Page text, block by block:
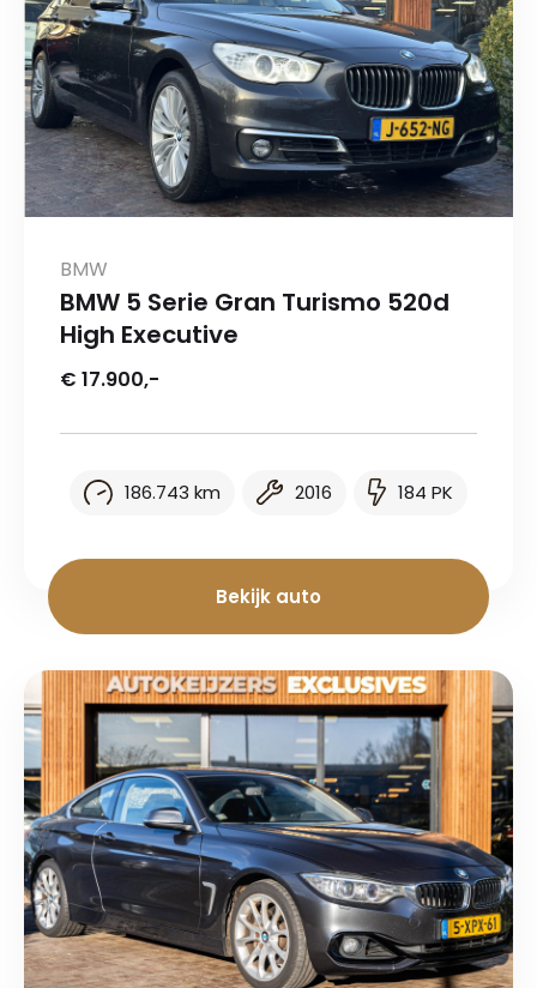
BMW
BMW 5 Serie Gran Turismo 520d
High Executive
€ 17.900,-
186.743 km 2016 184 PK
Bekijk auto